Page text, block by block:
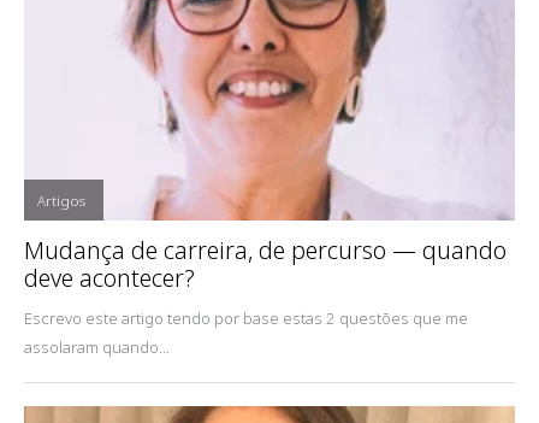
Artigos
Mudança de carreira, de percurso — quando
deve acontecer?
Escrevo este artigo tendo por base estas 2 questões que me
assolaram quando...